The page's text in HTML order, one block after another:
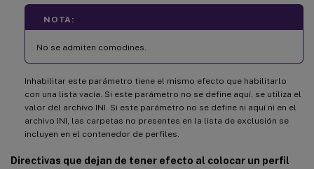
NOTA:
No se admiten comodines.
Inhabilitar este parámetro tiene el mismo efecto que habilitarlo
con una lista vacía. Si este parámetro no se define aquí, se utiliza el
valor del archivo INI. Si este parámetro no se define ni aquí ni en el
archivo INI, las carpetas no presentes en la lista de exclusión se
incluyen en el contenedor de perfiles.
Directivas que dejan de tener efecto al colocar un perfil